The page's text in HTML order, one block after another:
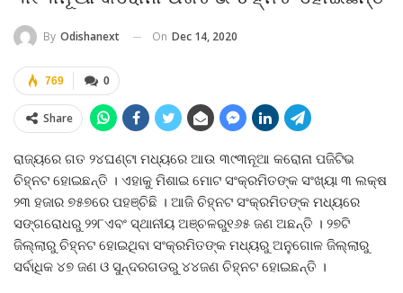
By Odishanext On Dec 14, 2020
0
769
Share
ରାଜ୍ୟରେ ଗତ ୨୪ଘଣ୍ଟା ମଧ୍ୟରେ ଆଉ ୩୯୩ନୂଆ କରୋନା ପଜିଟିଭ
ଚିହ୍ନଟ ହୋଇଛନ୍ତି । ଏହାକୁ ମିଶାଇ ମୋଟ ସଂକ୍ରମିତଙ୍କ ସଂଖ୍ୟା ୩ ଲକ୍ଷ
୨୩ ହଜାର ୭୫୭ରେ ପହଞ୍ଚିଛି । ଆଜି ଚିହ୍ନଟ ସଂକ୍ରମିତଙ୍କ ମଧ୍ୟରେ
ସଙ୍ଗରୋଧରୁ ୨୨୮ଏବଂ ସ୍ଥାନୀୟ ଅଞ୍ଚଳରୁ୧୬୫ ଜଣ ଅଛନ୍ତି । ୨୭ଟି
ଜିଲ୍ଲାରୁ ଚିହ୍ନଟ ହୋଇଥିବା ସଂକ୍ରମିତଙ୍କ ମଧ୍ୟରୁ ଅନୁଗୋଳ ଜିଲ୍ଲାରୁ
ସର୍ବାଧିକ ୪୭ ଜଣ ଓ ସୁନ୍ଦରଗଡରୁ ୪୪ଜଣ ଚିହ୍ନଟ ହୋଇଛନ୍ତି ।